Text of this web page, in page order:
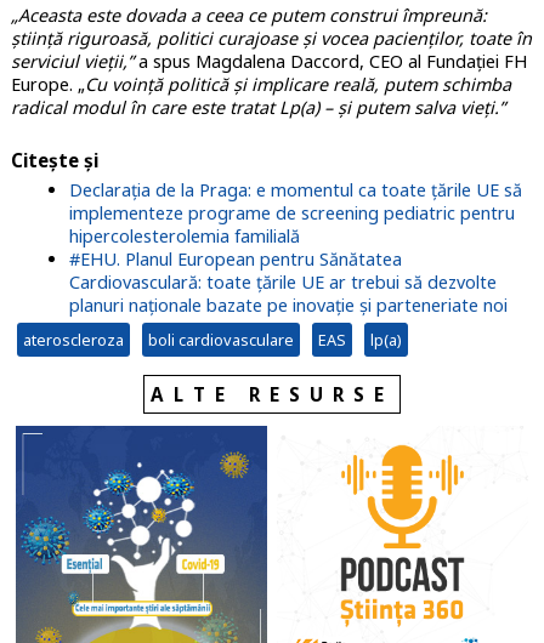
„Aceasta este dovada a ceea ce putem construi împreună:
știință riguroasă, politici curajoase și vocea pacienților, toate în
serviciul vieții,”a spus Magdalena Daccord, CEO al Fundației FH
Europe. „Cu voință politică și implicare reală, putem schimba
radical modul în care este tratat Lp(a) – și putem salva vieți.”
Citește și
Declarația de la Praga: e momentul ca toate țările UE să
implementeze programe de screening pediatric pentru
hipercolesterolemia familială
#EHU. Planul European pentru Sănătatea
Cardiovasculară: toate țările UE ar trebui să dezvolte
planuri naționale bazate pe inovație și parteneriate noi
ateroscleroza boli cardiovasculare EAS lp(a)
ALTE RESURSE